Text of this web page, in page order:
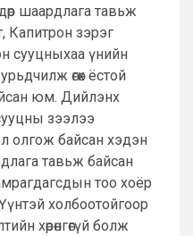
шаардлага тавьж
Капитрон зэрэг
сууцныхаа үнийн
өгөх ёстой
юм. Дийлэнх
зээлээ
олгож байсан хэдэн
тавьж байсан
тоо хоёр
Үүнтэй холбоотойгоор
хөрөнгөгүй болж